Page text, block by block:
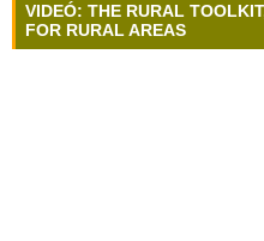
VIDEÓ: THE RURAL
FOR RURAL AREAS